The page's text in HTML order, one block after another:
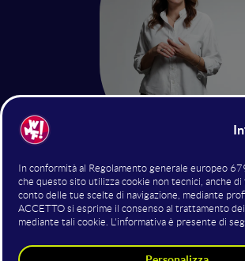
Valentina Martinelli
Moderator
Libri di Marketing
14 giugno 202414:40 - 15:00